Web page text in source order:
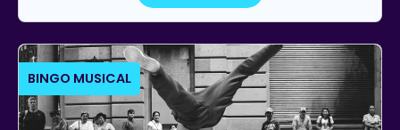
BINGO MUSICAL